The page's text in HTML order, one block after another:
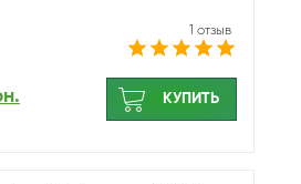
1 отзыв
КУПИТЬ